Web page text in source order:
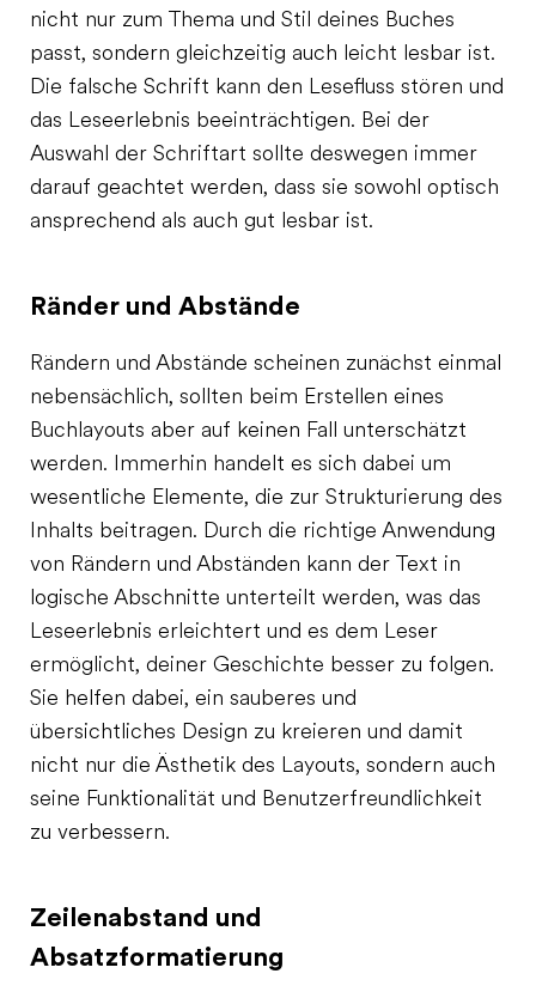
nicht nur zum Thema und Stil deines Buches
passt, sondern gleichzeitig auch leicht lesbar ist.
Die falsche Schrift kann den Lesefluss stören und
das Leseerlebnis beeinträchtigen. Bei der
Auswahl der Schriftart sollte deswegen immer
darauf geachtet werden, dass sie sowohl optisch
ansprechend als auch gut lesbar ist.
Ränder und Abstände
Rändern und Abstände scheinen zunächst einmal
nebensächlich, sollten beim Erstellen eines
Buchlayouts aber auf keinen Fall unterschätzt
werden. Immerhin handelt es sich dabei um
wesentliche Elemente, die zur Strukturierung des
Inhalts beitragen. Durch die richtige Anwendung
von Rändern und Abständen kann der Text in
logische Abschnitte unterteilt werden, was das
Leseerlebnis erleichtert und es dem Leser
ermöglicht, deiner Geschichte besser zu folgen.
Sie helfen dabei, ein sauberes und
übersichtliches Design zu kreieren und damit
nicht nur die Ästhetik des Layouts, sondern auch
seine Funktionalität und Benutzerfreundlichkeit
zu verbessern.
Zeilenabstand und
Absatzformatierung